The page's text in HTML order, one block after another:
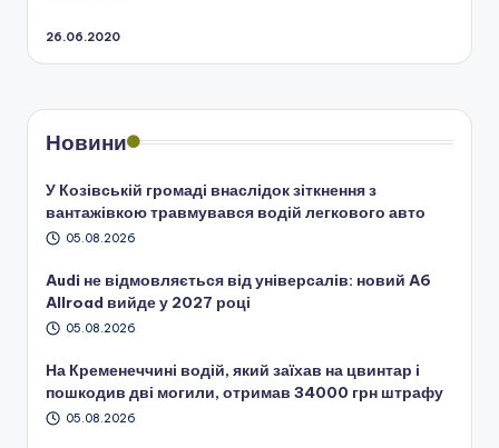
26.06.2020
Новини
У Козівській громаді внаслідок зіткнення з
вантажівкою травмувався водій легкового авто
05.08.2026
Audi не відмовляється від універсалів: новий A6
Allroad вийде у 2027 році
05.08.2026
На Кременеччині водій, який заїхав на цвинтар і
пошкодив дві могили, отримав 34000 грн штрафу
05.08.2026